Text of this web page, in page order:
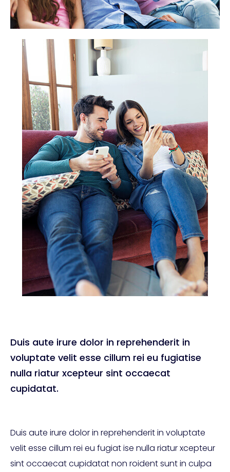
Duis aute irure dolor in reprehenderit in
voluptate velit esse cillum rei eu fugiatise
nulla riatur xcepteur sint occaecat
cupidatat.
Duis aute irure dolor in reprehenderit in voluptate
velit esse cillum rei eu fugiat ise nulla riatur xcepteur
sint occaecat cupidatat non roident sunt in culpa